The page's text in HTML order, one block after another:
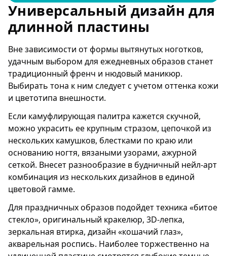
Универсальный дизайн для
длинной пластины
Вне зависимости от формы вытянутых ноготков,
удачным выбором для ежедневных образов станет
традиционный френч и нюдовый маникюр.
Выбирать тона к ним следует с учетом оттенка кожи
и цветотипа внешности.
Если камуфлирующая палитра кажется скучной,
можно украсить ее крупным стразом, цепочкой из
нескольких камушков, блестками по краю или
основанию ногтя, вязаными узорами, ажурной
сеткой. Внесет разнообразие в будничный нейл-арт
комбинация из нескольких дизайнов в единой
цветовой гамме.
Для праздничных образов подойдет техника «битое
стекло», оригинальный кракелюр, 3D-лепка,
зеркальная втирка, дизайн «кошачий глаз»,
акварельная роспись. Наиболее торжественно на